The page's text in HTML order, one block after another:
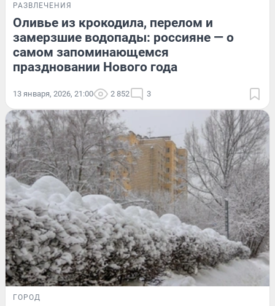
РАЗВЛЕЧЕНИЯ
Оливье из крокодила, перелом и
замерзшие водопады: россияне — о
самом запоминающемся
праздновании Нового года
13 января, 2026, 21:00 2 852 3
ГОРОД